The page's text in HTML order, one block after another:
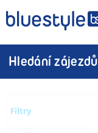
Hledání zájezdů
Filtry